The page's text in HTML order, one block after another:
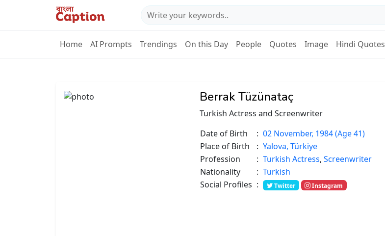
Home AI Prompts Trendings On this Day People Quotes Image Hindi Quotes
Berrak Tüzünataç
Turkish Actress and Screenwriter
Date of Birth
: 02 November, 1984 (Age 41)
Place of Birth
: Yalova, Türkiye
Profession
: Turkish Actress, Screenwriter
Nationality
: Turkish
Social Profiles : Twitter Instagram